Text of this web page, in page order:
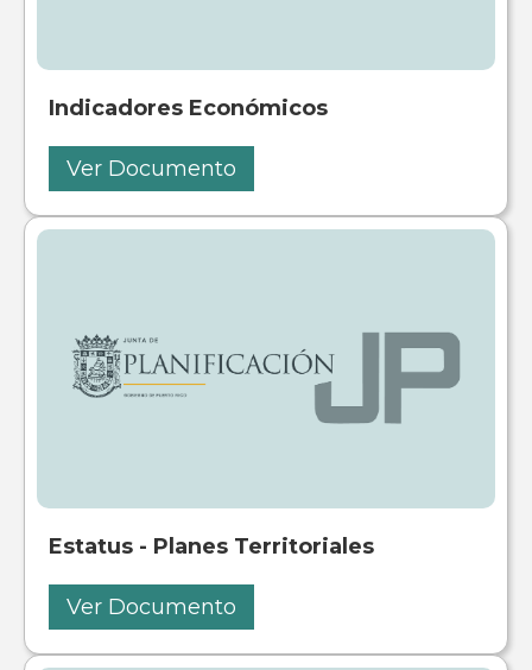
Indicadores Económicos
Ver Documento
Estatus - Planes Territoriales
Ver Documento